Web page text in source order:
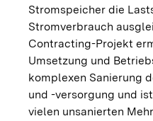
Stromspeicher die
Stromverbrauch
Contracting-Projekt
Umsetzung und
komplexen Sanierung
und -versorgung und
vielen unsanierten